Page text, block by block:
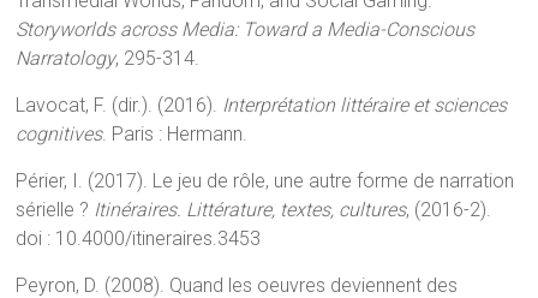
Storyworlds across Media: Toward a Media-Conscious
Narratology, 295-314.
Lavocat, F. (dir.). (2016). Interprétation littéraire et sciences
cognitives. Paris : Hermann.
Périer, I. (2017). Le jeu de rôle, une autre forme de narration
sérielle ? Itinéraires. Littérature, textes, cultures, (2016-2).
doi : 10.4000/itineraires.3453
Peyron, D. (2008). Quand les oeuvres deviennent des